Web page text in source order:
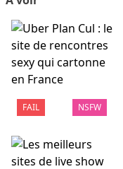
FAIL NSFW